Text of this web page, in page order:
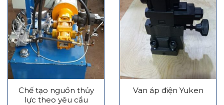
Chế tạo nguồn thủy
lực theo yêu cầu
Van áp điện Yuken